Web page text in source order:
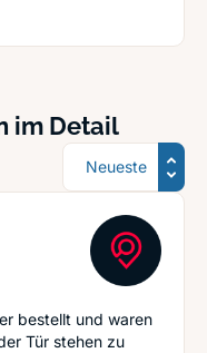
im Detail
Sortierung
bestellt und waren
Tür stehen zu